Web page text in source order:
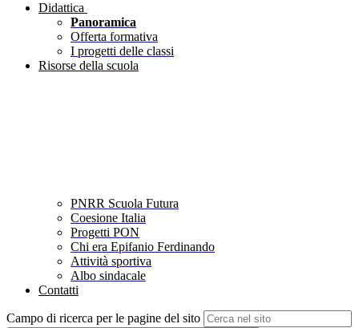
Didattica
Panoramica
Offerta formativa
I progetti delle classi
Risorse della scuola
PNRR Scuola Futura
Coesione Italia
Progetti PON
Chi era Epifanio Ferdinando
Attività sportiva
Albo sindacale
Contatti
Campo di ricerca per le pagine del sito